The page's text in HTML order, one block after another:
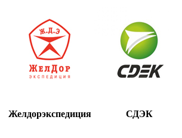
Желдорэкспедиция СДЭК